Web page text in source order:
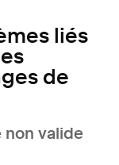
liés
de
non valide